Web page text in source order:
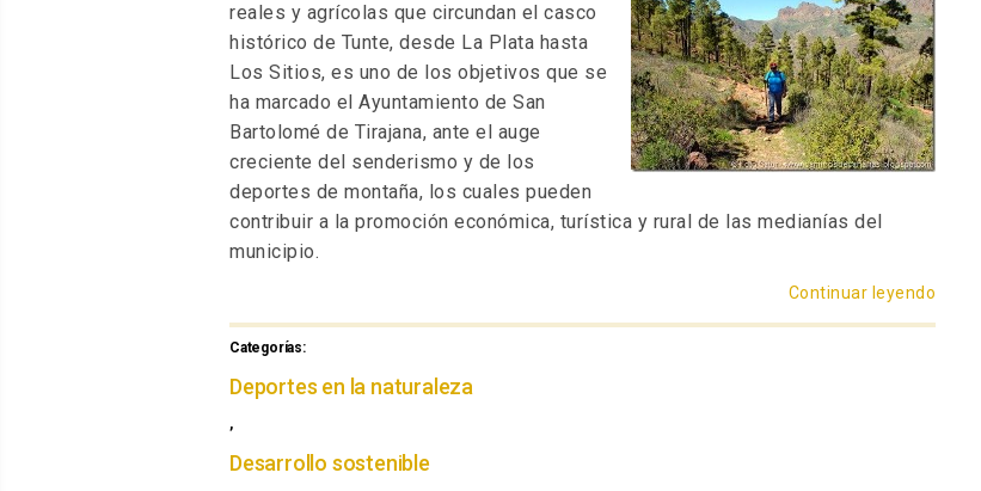
reales y agrícolas que circundan el casco
histórico de Tunte, desde La Plata hasta
Los Sitios, es uno de los objetivos que se
ha marcado el Ayuntamiento de San
Bartolomé de Tirajana, ante el auge
creciente del senderismo y de los
deportes de montaña, los cuales pueden
contribuir a la promoción económica, turística y rural de las medianías del
municipio.
Continuar leyendo
Categorías:Categorías
Deportes en la naturaleza
,
Desarrollo sostenible